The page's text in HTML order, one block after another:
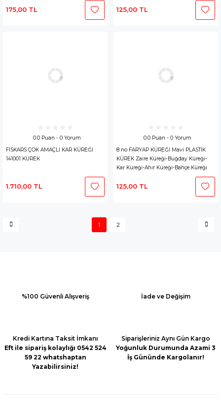
175,00 TL 125,00 TL
0.0 Puan - 0 Yorum
FİSKARS ÇOK AMAÇLI KAR KÜREĞİ
141001 KÜREK
1.710,00 TL
0.0 Puan - 0 Yorum
8 no FARYAP KÜREĞİ Mavi PLASTİK
KÜREK Zaire Küreği-Buğday Küreği-
Kar Küreği-Ahır Küreği-Bahçe Küreği
125,00 TL
1 2
%100 Güvenli Alışveriş İade ve Değişim
Kredi Kartına Taksit İmkanı
Eft ile sipariş kolaylığı 0542 524
59 22 whatshaptan
Yazabilirsiniz!
Siparişleriniz Aynı Gün Kargo
Yoğunluk Durumunda Azami 3
İş Gününde Kargolanır!